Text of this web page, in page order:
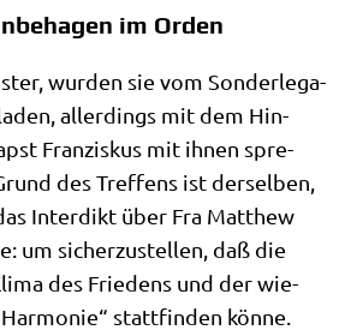
im Orden
wur­den sie vom Son­der­le­ga­
aller­dings mit dem Hin­
Fran­zis­kus mit ihnen spre­
des Tref­fens ist der­sel­ben,
Inter­dikt über Fra Matthew
um sicher­zu­stel­len, daß die
des Frie­dens und der wie­
statt­fin­den könne.